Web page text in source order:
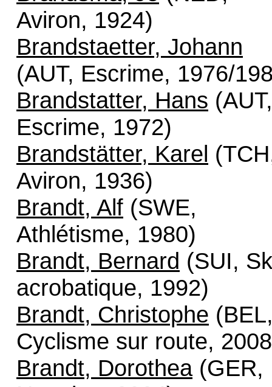
Aviron, 1924)
Brandstaetter, Johann
(AUT, Escrime, 1976/
Brandstatter, Hans (AUT,
Escrime, 1972)
Brandstätter, Karel
Aviron, 1936)
Brandt, Alf (SWE,
Athlétisme, 1980)
Brandt, Bernard (SUI,
acrobatique, 1992)
Brandt, Christophe
Cyclisme sur route,
Brandt, Dorothea(GER,